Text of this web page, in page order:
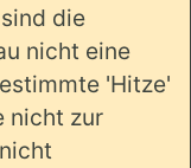
die
nicht eine
'Hitze'
nicht zur